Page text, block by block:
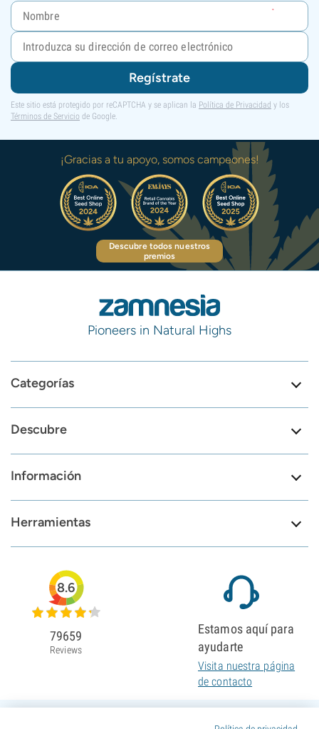
Regístrate
Este sitio está protegido por reCAPTCHA y se aplican la Política de Privacidad y los
Términos de Servicio de Google.
¡Gracias a tu apoyo, somos campeones!
Descubre todos nuestros
premios
Pioneers in Natural Highs
Categorías
Descubre
Información
Herramientas
8.6
79659
Reviews
Estamos aquí para
ayudarte
Visita nuestra página
de contacto